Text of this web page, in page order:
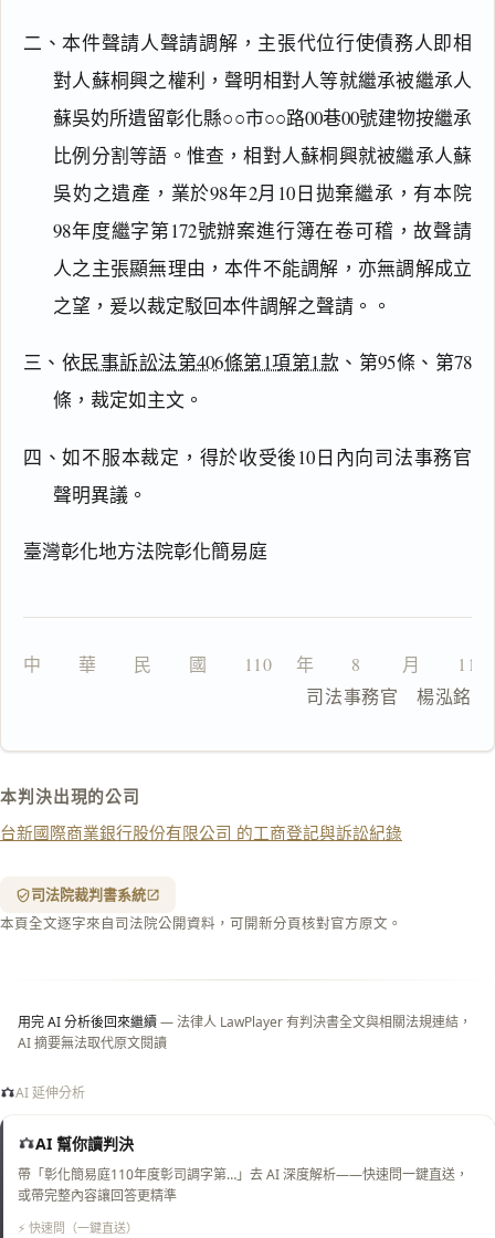
二、本件聲請人聲請調解，主張代位行使債務人即相
對人蘇桐興之權利，聲明相對人等就繼承被繼承人
蘇吳妁所遺留彰化縣○○市○○路00巷00號建物按繼承
比例分割等語。惟查，相對人蘇桐興就被繼承人蘇
吳妁之遺產，業於98年2月10日拋棄繼承，有本院
98年度繼字第172號辦案進行簿在卷可稽，故聲請
人之主張顯無理由，本件不能調解，亦無調解成立
之望，爰以裁定駁回本件調解之聲請。。
三、依民事訴訟法第406條第1項第1款 、第95條、第78
條，裁定如主文。
四、如不服本裁定，得於收受後10日內向司法事務官
聲明異議。
臺灣彰化地方法院彰化簡易庭
中　　華　　民　　國　　110 　年　　8 　　月　　11
                     司法事務官　楊泓銘
本判決出現的公司
台新國際商業銀行股份有限公司 的工商登記與訴訟紀錄
司法院裁判書系統
本頁全文逐字來自司法院公開資料，可開新分頁核對官方原文。
用完 AI 分析後回來繼續— 法律人 LawPlayer 有判決書全文與相關法規連結，
AI 摘要無法取代原文閱讀
AI 延伸分析
AI 幫你讀判決
帶「彰化簡易庭110年度彰司調字第…」去 AI 深度解析——快速問一鍵直送，
或帶完整內容讓回答更精準
⚡ 快速問（一鍵直送）
閱讀 研究
搜尋本
理
全